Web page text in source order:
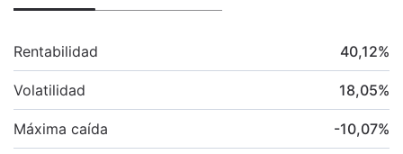
Rentabilidad 40,12%
Volatilidad 18,05%
Máxima caída -10,07%